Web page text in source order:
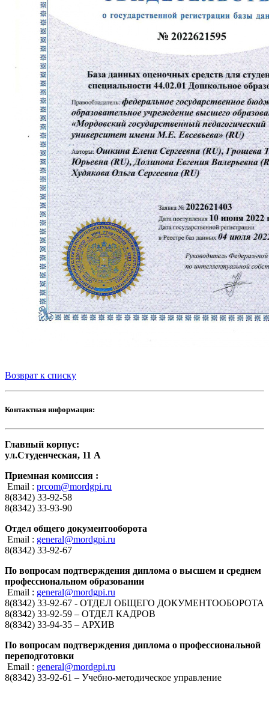
Возврат к списку
Контактная информация:
Главный корпус:
ул.Студенческая, 11 А
Приемная комиссия :
Email : prcom@mordgpi.ru
8(8342) 33-92-58
8(8342) 33-93-90
Отдел общего документооборота
Email : general@mordgpi.ru
8(8342) 33-92-67
По вопросам подтверждения диплома о высшем и среднем
профессиональном образовании
Email : general@mordgpi.ru
8(8342) 33-92-67 - ОТДЕЛ ОБЩЕГО ДОКУМЕНТООБОРОТА
8(8342) 33-92-59 – ОТДЕЛ КАДРОВ
8(8342) 33-94-35 – АРХИВ
По вопросам подтверждения диплома о профессиональной
переподготовки
Email : general@mordgpi.ru
8(8342) 33-92-61 – Учебно-методическое управление